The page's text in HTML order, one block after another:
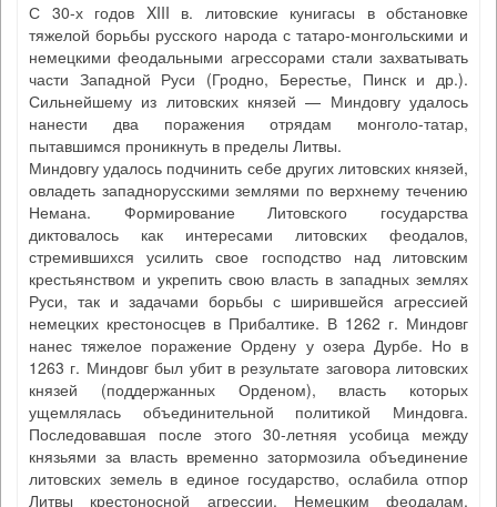
С 30-х годов XIII в. литовские кунигасы в обстановке
тяжелой борьбы русского народа с татаро-монгольскими и
немецкими феодальными агрессорами стали захватывать
части Западной Руси (Гродно, Берестье, Пинск и др.).
Сильнейшему из литовских князей — Миндовгу удалось
нанести два поражения отрядам монголо-татар,
пытавшимся проникнуть в пределы Литвы.
Миндовгу удалось подчинить себе других литовских князей,
овладеть западнорусскими землями по верхнему течению
Немана. Формирование Литовского государства
диктовалось как интересами литовских феодалов,
стремившихся усилить свое господство над литовским
крестьянством и укрепить свою власть в западных землях
Руси, так и задачами борьбы с ширившейся агрессией
немецких крестоносцев в Прибалтике. В 1262 г. Миндовг
нанес тяжелое поражение Ордену у озера Дурбе. Но в
1263 г. Миндовг был убит в результате заговора литовских
князей (поддержанных Орденом), власть которых
ущемлялась объединительной политикой Миндовга.
Последовавшая после этого 30-летняя усобица между
князьями за власть временно затормозила объединение
литовских земель в единое государство, ослабила отпор
Литвы крестоносной агрессии. Немецким феодалам,